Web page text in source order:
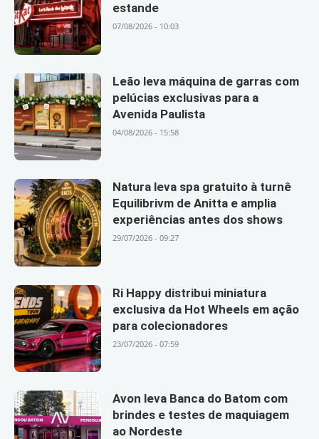
estande
07/08/2026 - 10:03
Leão leva máquina de garras com
pelúcias exclusivas para a
Avenida Paulista
04/08/2026 - 15:58
Natura leva spa gratuito à turnê
Equilibrivm de Anitta e amplia
experiências antes dos shows
29/07/2026 - 09:27
Ri Happy distribui miniatura
exclusiva da Hot Wheels em ação
para colecionadores
23/07/2026 - 07:59
Avon leva Banca do Batom com
brindes e testes de maquiagem
ao Nordeste